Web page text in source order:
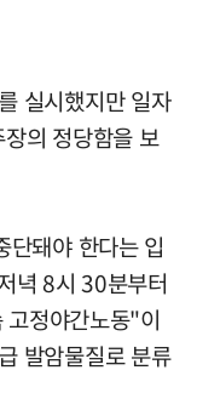
실시했지만 일자
의 정당함을 보
돼야 한다는 입
녁 8시 30분부터
정야간노동"이
발암물질로 분류